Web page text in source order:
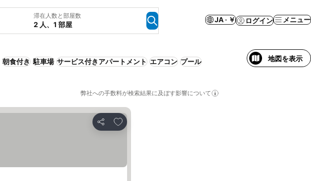
滞在人数と部屋数
2 人、1 部屋
JA · ￥ ログイン メニュー
朝食付き 駐車場 サービス付きアパートメント エアコン プール 地図を表示
弊社への手数料が検索結果に及ぼす影響について
シェア
お気に入りに追加